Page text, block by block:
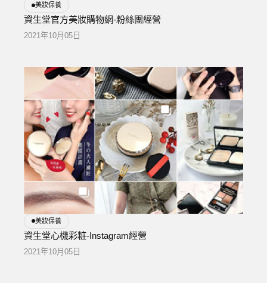
美妝保養
資生堂官方美妝購物網-粉絲團經營
2021年10月05日
美妝保養
資生堂心機彩粧-Instagram經營
2021年10月05日